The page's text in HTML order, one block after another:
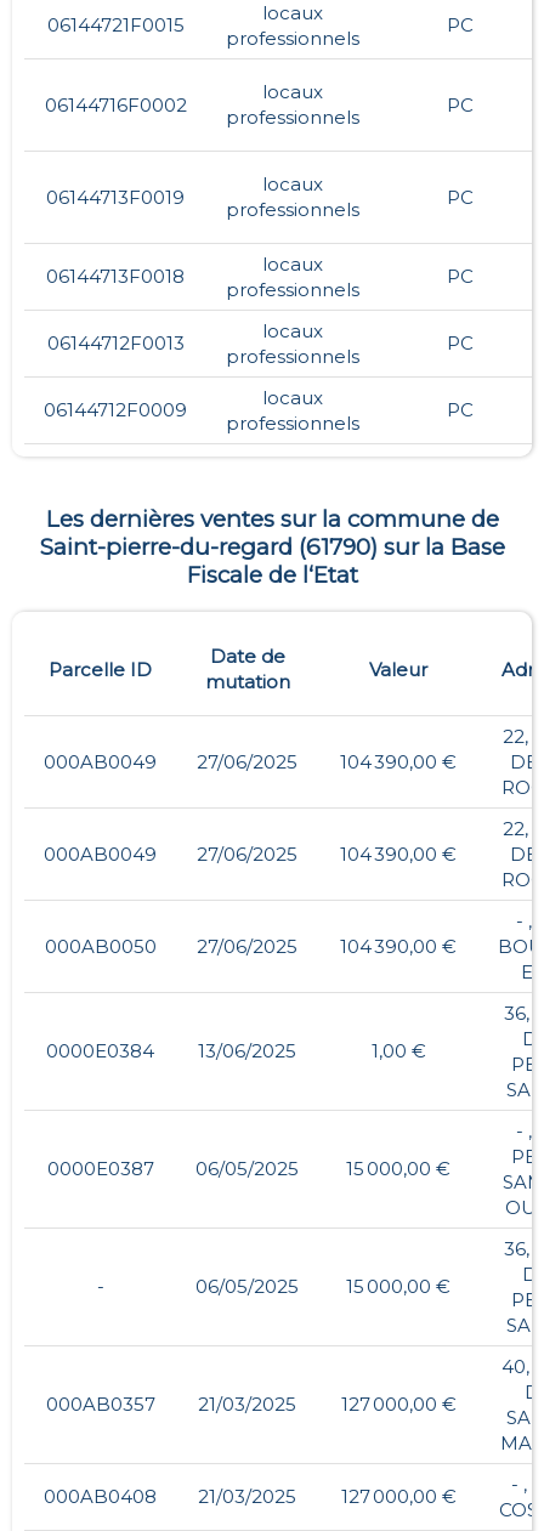
06144721F0015
locaux
professionnels
PC
06144716F0002
locaux
professionnels
PC
06144713F0019
locaux
professionnels
PC
06144713F0018
locaux
professionnels
PC
06144712F0013
locaux
professionnels
PC
06144712F0009
locaux
professionnels
PC
Les dernières ventes sur la commune de
Saint-pierre-du-regard (61790) sur la Base
Fiscale de l‘Etat
Parcelle ID
Date de
mutation
Valeur
000AB0049 27/06/2025 104 390,00 €
22,
DE
000AB0049 27/06/2025 104 390,00 €
22,
DE
000AB0050 27/06/2025 104 390,00 €
- ,
0000E0384 13/06/2025 1,00 €
36,
0000E0387 06/05/2025 15 000,00 €
- ,
- 06/05/2025 15 000,00 €
36,
000AB0357 21/03/2025 127 000,00 €
40,
000AB0408 21/03/2025 127 000,00 €
- ,